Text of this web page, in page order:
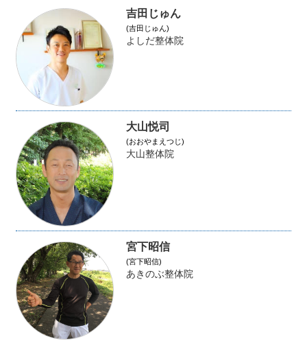
吉田じゅん
(吉田じゅん)
よしだ整体院
大山悦司
(おおやまえつじ)
大山整体院
宮下昭信
(宮下昭信)
あきのぶ整体院